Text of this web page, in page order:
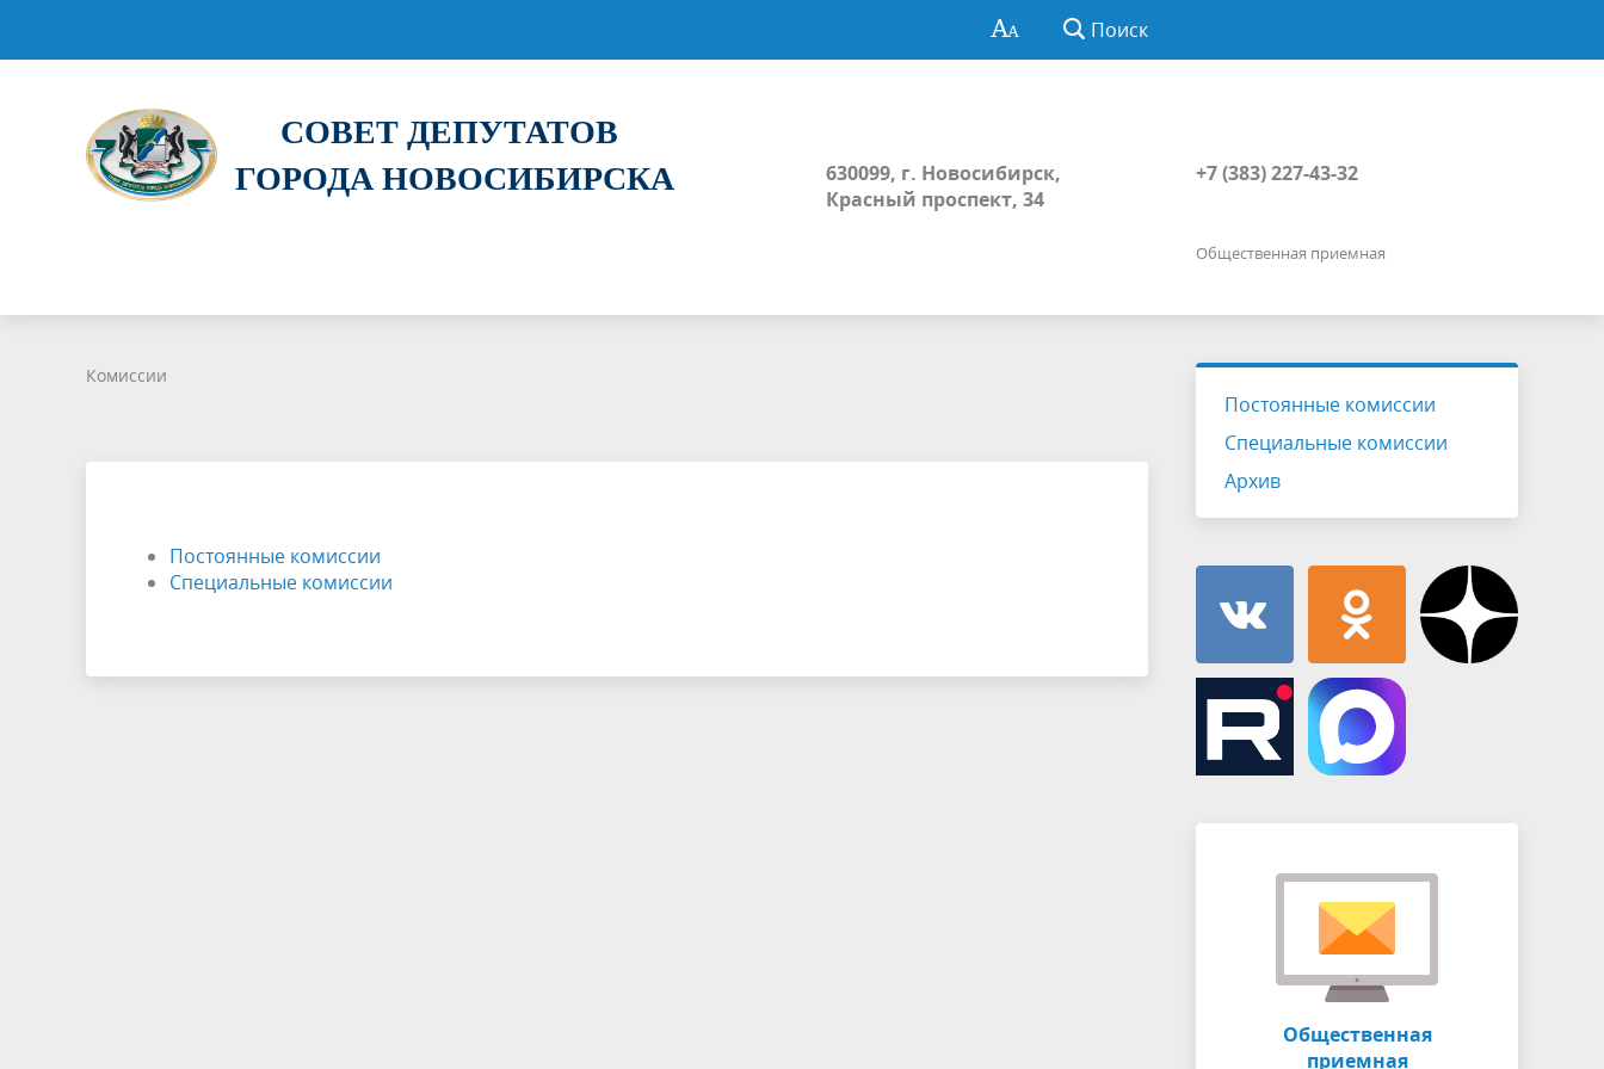
Поиск
СОВЕТ ДЕПУТАТОВ
ГОРОДА НОВОСИБИРСКА
630099, г. Новосибирск,
Красный проспект, 34
+7 (383) 227-43-32
Общественная приемная
Комиссии
Постоянные комиссии
Специальные комиссии
Постоянные комиссии
Специальные комиссии
Архив
Общественная
приемная